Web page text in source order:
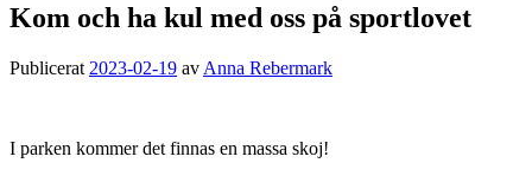
Kom och ha kul med oss på sportlovet
Publicerat 2023-02-19 av Anna Rebermark
I parken kommer det finnas en massa skoj!